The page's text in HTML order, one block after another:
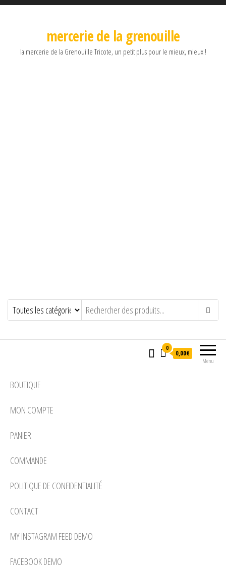
mercerie de la grenouille
la mercerie de la Grenouille Tricote, un petit plus pour le mieux, mieux !
Menu
0
0,00€
BOUTIQUE
MON COMPTE
PANIER
COMMANDE
POLITIQUE DE CONFIDENTIALITÉ
CONTACT
MY INSTAGRAM FEED DEMO
FACEBOOK DEMO